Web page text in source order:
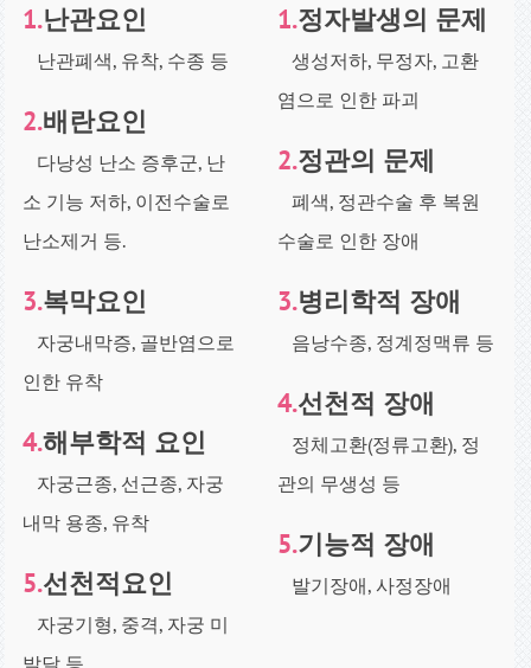
1.난관요인
난관폐색, 유착, 수종 등
2.배란요인
다낭성 난소 증후군, 난
소 기능 저하, 이전수술로
난소제거 등.
3.복막요인
자궁내막증, 골반염으로
인한 유착
4.해부학적 요인
자궁근종, 선근종, 자궁
내막 용종, 유착
5.선천적요인
자궁기형, 중격, 자궁 미
발달 등
1.정자발생의 문제
생성저하, 무정자, 고환
염으로 인한 파괴
2.정관의 문제
폐색, 정관수술 후 복원
수술로 인한 장애
3.병리학적 장애
음낭수종, 정계정맥류 등
4.선천적 장애
정체고환(정류고환), 정
관의 무생성 등
5.기능적 장애
발기장애, 사정장애